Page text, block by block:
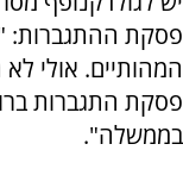
פסקת ההתגברות:
המהותיים. אולי
בממשלה".